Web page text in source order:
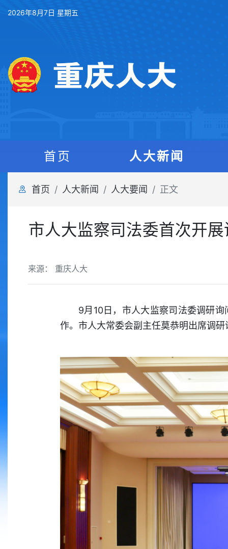
2026年8月7日 星期五
首页 人大新闻
首页 人大新闻 人大要闻 正文
市人大监察司法委首次开
来源： 重庆人大
9月10日，市人大监察司法委调研
作。市人大常委会副主任莫恭明出席调